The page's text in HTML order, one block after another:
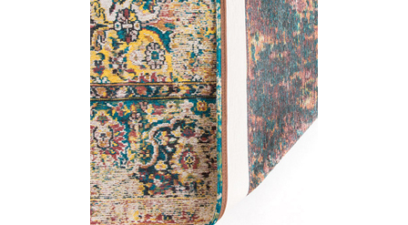
Baulmann Leuchten
Brand Von Egmond
Concept Verre
CVL Luminaires
Elstead Lighting